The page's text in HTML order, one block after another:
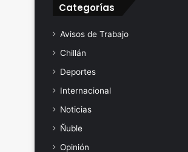
Categorías
Avisos de Trabajo
Chillán
Deportes
Internacional
Noticias
Ñuble
Opinión